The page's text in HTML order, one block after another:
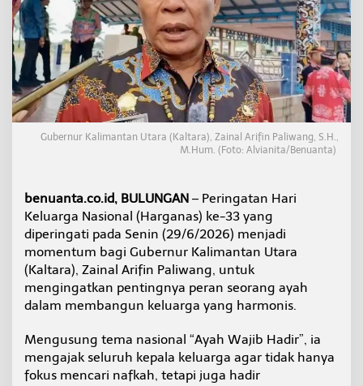
b
e
r
n
u
r
K
t
:
A
y
h
H
a
r
s
H
a
d
Gubernur Kalimantan Utara (Kaltara), Zainal Arifin Paliwang, S.H.,
M.Hum. (Foto: Alvianita/Benuanta)
benuanta.co.id, BULUNGAN – Peringatan Hari
Keluarga Nasional (Harganas) ke-33 yang
diperingati pada Senin (29/6/2026) menjadi
momentum bagi Gubernur Kalimantan Utara
(Kaltara), Zainal Arifin Paliwang, untuk
mengingatkan pentingnya peran seorang ayah
dalam membangun keluarga yang harmonis.
Mengusung tema nasional “Ayah Wajib Hadir”, ia
mengajak seluruh kepala keluarga agar tidak hanya
fokus mencari nafkah, tetapi juga hadir